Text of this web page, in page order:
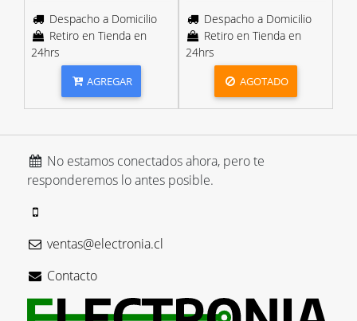
Despacho a Domicilio
Retiro en Tienda en
24hrs
AGREGAR
Despacho a Domicilio
Retiro en Tienda en
24hrs
AGOTADO
No estamos conectados ahora, pero te
responderemos lo antes posible.
ventas@electronia.cl
Contacto